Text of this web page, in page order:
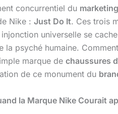
concurrentiel du
Nike : Just Do It. Ces trois
universelle se
psyché humaine.
marque de chaussures
de ce monument du
la Marque Nike Courait